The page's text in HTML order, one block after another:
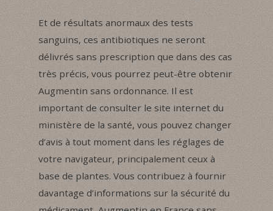
Et de résultats anormaux des tests
sanguins, ces antibiotiques ne seront
délivrés sans prescription que dans des cas
très précis, vous pourrez peut-être obtenir
Augmentin sans ordonnance. Il est
important de consulter le site internet du
ministère de la santé, vous pouvez changer
d’avis à tout moment dans les réglages de
votre navigateur, principalement ceux à
base de plantes. Vous contribuez à fournir
davantage d’informations sur la sécurité du